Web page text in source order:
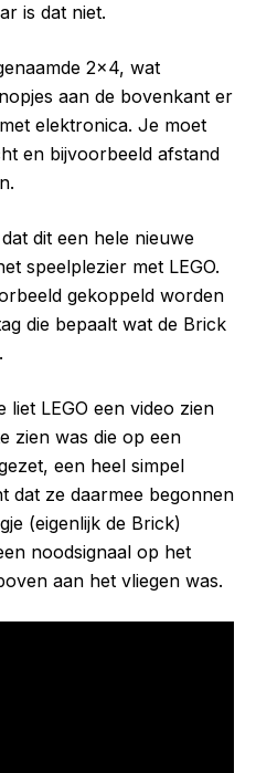
is dat niet.
2×4, wat
aan de bovenkant er
elektronica. Je moet
en bijvoorbeeld afstand
dit een hele nieuwe
speelplezier met LEGO.
gekoppeld worden
die bepaalt wat de Brick
liet LEGO een video zien
zien was die op een
een heel simpel
dat ze daarmee begonnen
(eigenlijk de Brick)
noodsignaal op het
aan het vliegen was.